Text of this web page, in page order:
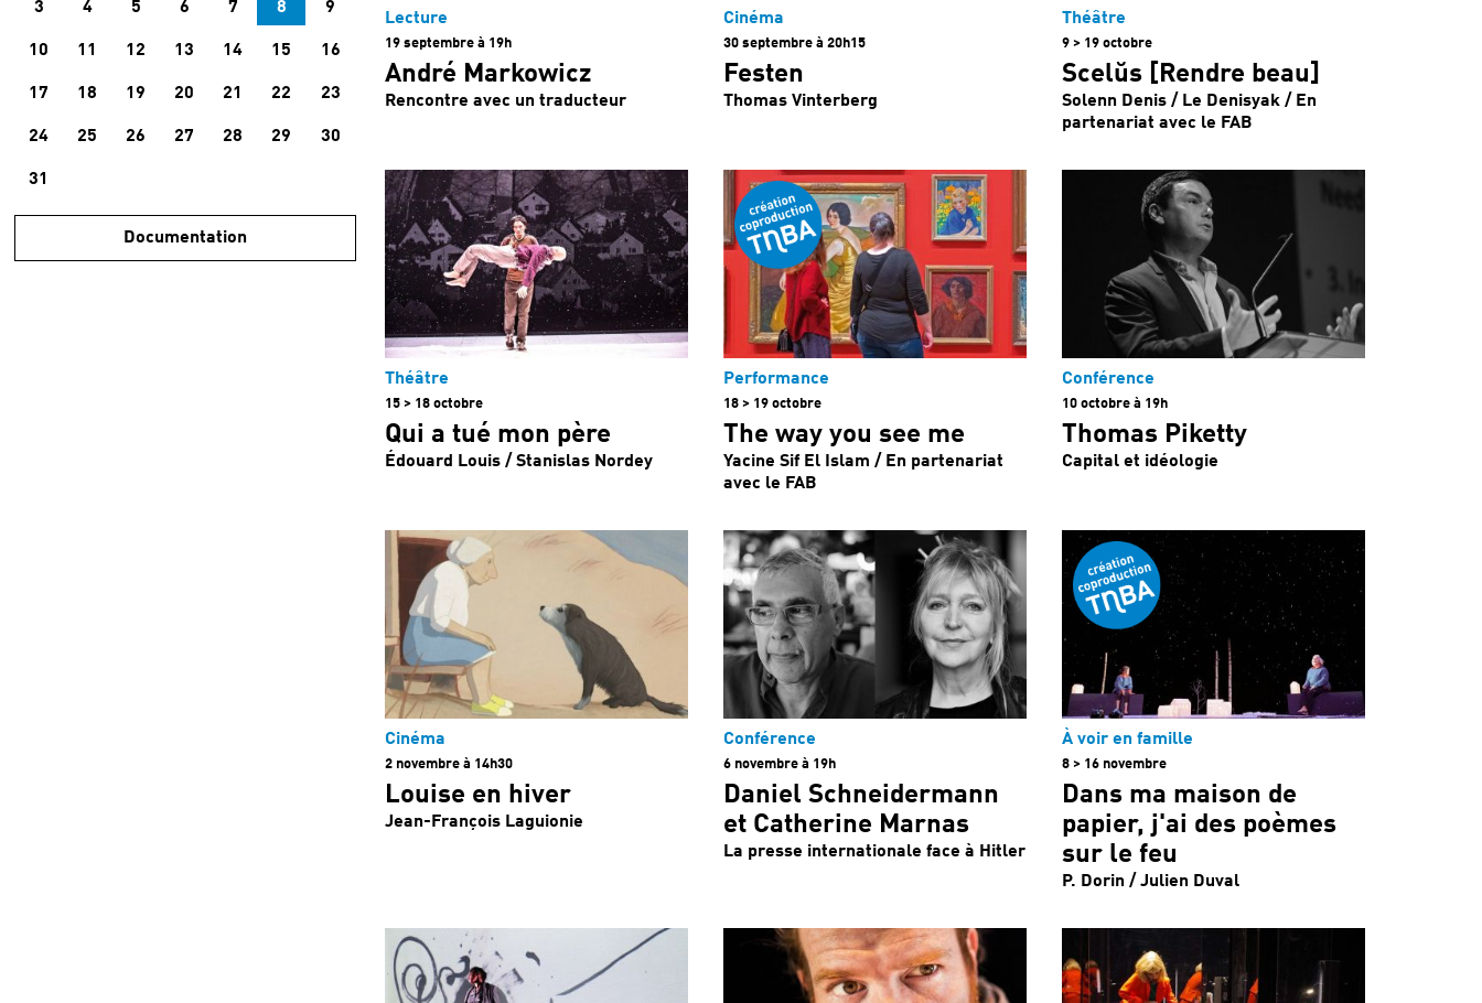
3 4 5 6 7 8 9
10 11 12 13 14 15 16
17 18 19 20 21 22 23
24 25 26 27 28 29 30
31
Documentation
Lecture
19 septembre à 19h
André Markowicz
Rencontre avec un traducteur
Cinéma
30 septembre à 20h15
Festen
Thomas Vinterberg
Théâtre
9 > 19 octobre
Scelŭs [Rendre beau]
Solenn Denis / Le Denisyak / En
partenariat avec le FAB
Théâtre
15 > 18 octobre
Qui a tué mon père
Édouard Louis / Stanislas Nordey
Performance
18 > 19 octobre
The way you see me
Yacine Sif El Islam / En partenariat
avec le FAB
Conférence
10 octobre à 19h
Thomas Piketty
Capital et idéologie
Cinéma
2 novembre à 14h30
Louise en hiver
Jean-François Laguionie
Conférence
6 novembre à 19h
Daniel Schneidermann
et Catherine Marnas
La presse internationale face à Hitler
À voir en famille
8 > 16 novembre
Dans ma maison de
papier, j'ai des poèmes
sur le feu
P. Dorin / Julien Duval